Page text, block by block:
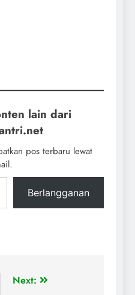
lain dari
pos terbaru lewat
Berlangganan
Next: